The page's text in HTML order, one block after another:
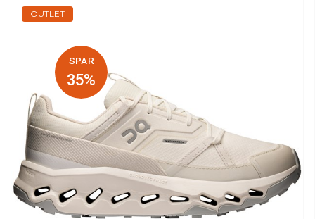
OUTLET
SPAR
35%